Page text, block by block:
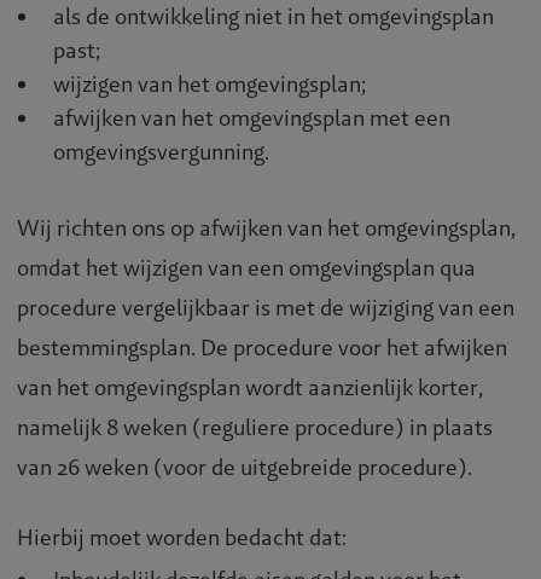
als de ontwikkeling niet in het omgevingsplan
past;
wijzigen van het omgevingsplan;
afwijken van het omgevingsplan met een
omgevingsvergunning.
Wij richten ons op afwijken van het omgevingsplan,
omdat het wijzigen van een omgevingsplan qua
procedure vergelijkbaar is met de wijziging van een
bestemmingsplan. De procedure voor het afwijken
van het omgevingsplan wordt aanzienlijk korter,
namelijk 8 weken (reguliere procedure) in plaats
van 26 weken (voor de uitgebreide procedure).
Hierbij moet worden bedacht dat: